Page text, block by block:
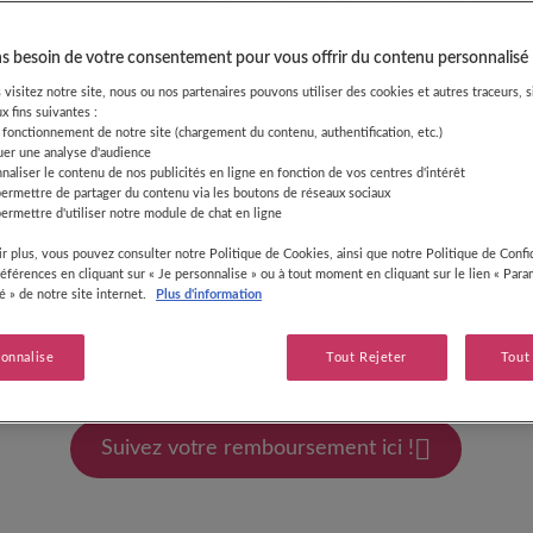
Guigoz® pour votre
à présent retrouver toutes nos réductions sur des produits
(hors lait 1er âge) et Denrées Alimentaires Destinées
(DADFMS)
Suivez votre remboursement ici !
besoin de votre consentement pour vous offrir du contenu personnalisé
visitez notre site, nous ou nos partenaires pouvons utiliser des cookies et autres traceurs,
fins suivantes :
de notre site (chargement du contenu, authentification, etc.)
une analyse d'audience
le contenu de nos publicités en ligne en fonction de vos centres d'intérêt
de partager du contenu via les boutons de réseaux sociaux
d'utiliser notre module de chat en ligne
plus, vous pouvez consulter notre Politique de Cookies, ainsi que notre Politique de
en cliquant sur « Je personnalise » ou à tout moment en cliquant sur le lien «
» de notre site internet.
Plus d'information
Tout Rejeter Tout